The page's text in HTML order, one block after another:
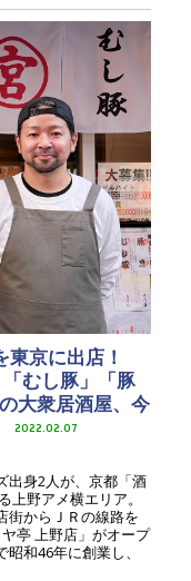
京に出店！
むし豚」「豚
大衆居酒屋、今
2022.02.07
出身2人が、京都「酒
野アメ横エリア。
街からＪＲの線路を
亭 上野店」がオープ
和46年に創業し、